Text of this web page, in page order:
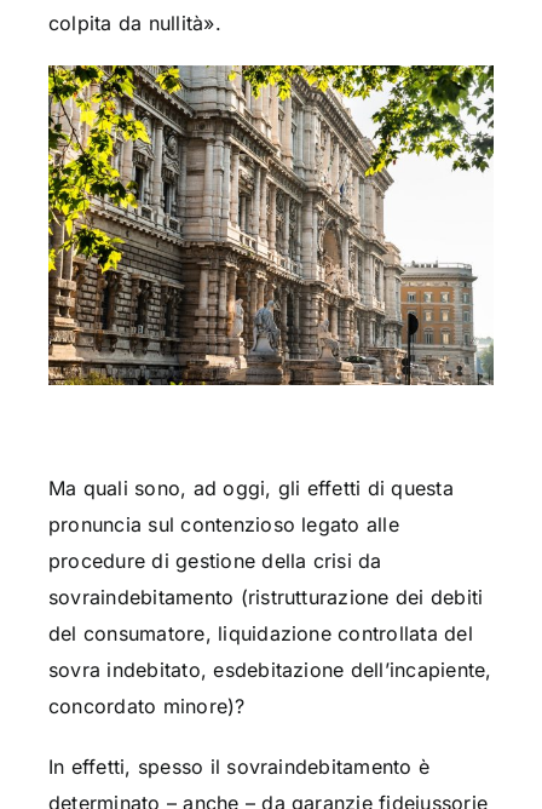
colpita da nullità».
Ma quali sono, ad oggi, gli effetti di questa
pronuncia sul contenzioso legato alle
procedure di gestione della crisi da
sovraindebitamento (ristrutturazione dei debiti
del consumatore, liquidazione controllata del
sovra indebitato, esdebitazione dell’incapiente,
concordato minore)?
In effetti, spesso il sovraindebitamento è
determinato – anche – da garanzie fideiussorie